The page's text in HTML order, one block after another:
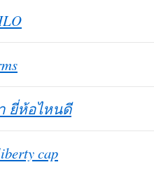
ยี่ห้อไหนดี
cap